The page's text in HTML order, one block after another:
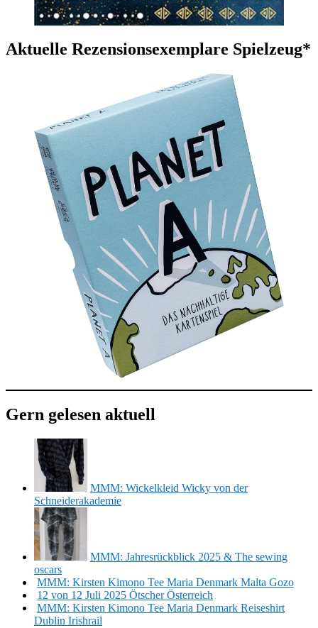
Aktuelle Rezensionsexemplare Spielzeug*
Gern gelesen aktuell
MMM: Wickelkleid Wicky von der
Schneiderakademie
MMM: Jahresrückblick 2025 & The sewing
oscars
MMM: Kirsten Kimono Tee Maria Denmark Malta Gozo
12 von 12 Juli 2025 Ötscher Österreich
MMM: Kirsten Kimono Tee Maria Denmark Reiseshirt
Dublin Irishrail